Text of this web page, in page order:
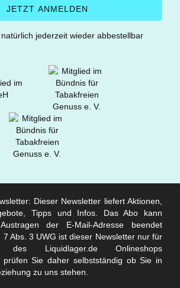
jederzeit wieder abbestellbar
Dieser Newsletter liefert Aktionen,
Tipps und Infos. Das Abo kann
der E-Mail-Adresse beendet
Abs. 3 UWG ist dieser Newsletter nur für
des Liquidlager.de Onlineshops
prüfen Sie daher selbstständig ob Sie in
zu uns stehen.